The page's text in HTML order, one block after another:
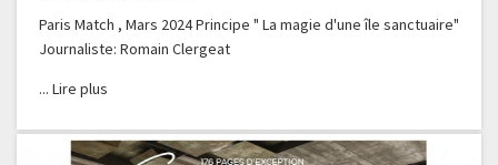
Paris Match , Mars 2024 Principe " La magie d'une île sanctuaire"
Journaliste: Romain Clergeat